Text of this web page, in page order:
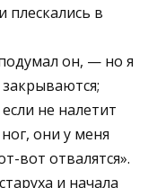
плескались в
он, — но я
закрываются;
не налетит
они у меня
вот отвалятся».
и начала